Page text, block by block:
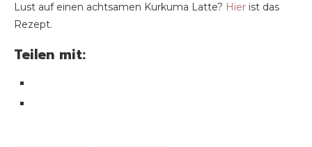
Lust auf einen achtsamen Kurkuma Latte? Hier ist das
Rezept.
Teilen mit: